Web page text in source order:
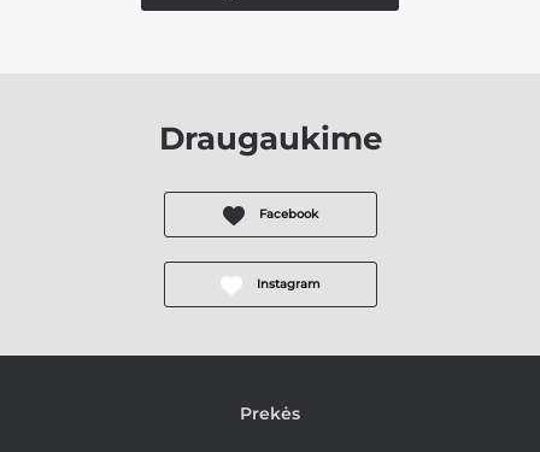
Draugaukime
Facebook
Instagram
Prekės